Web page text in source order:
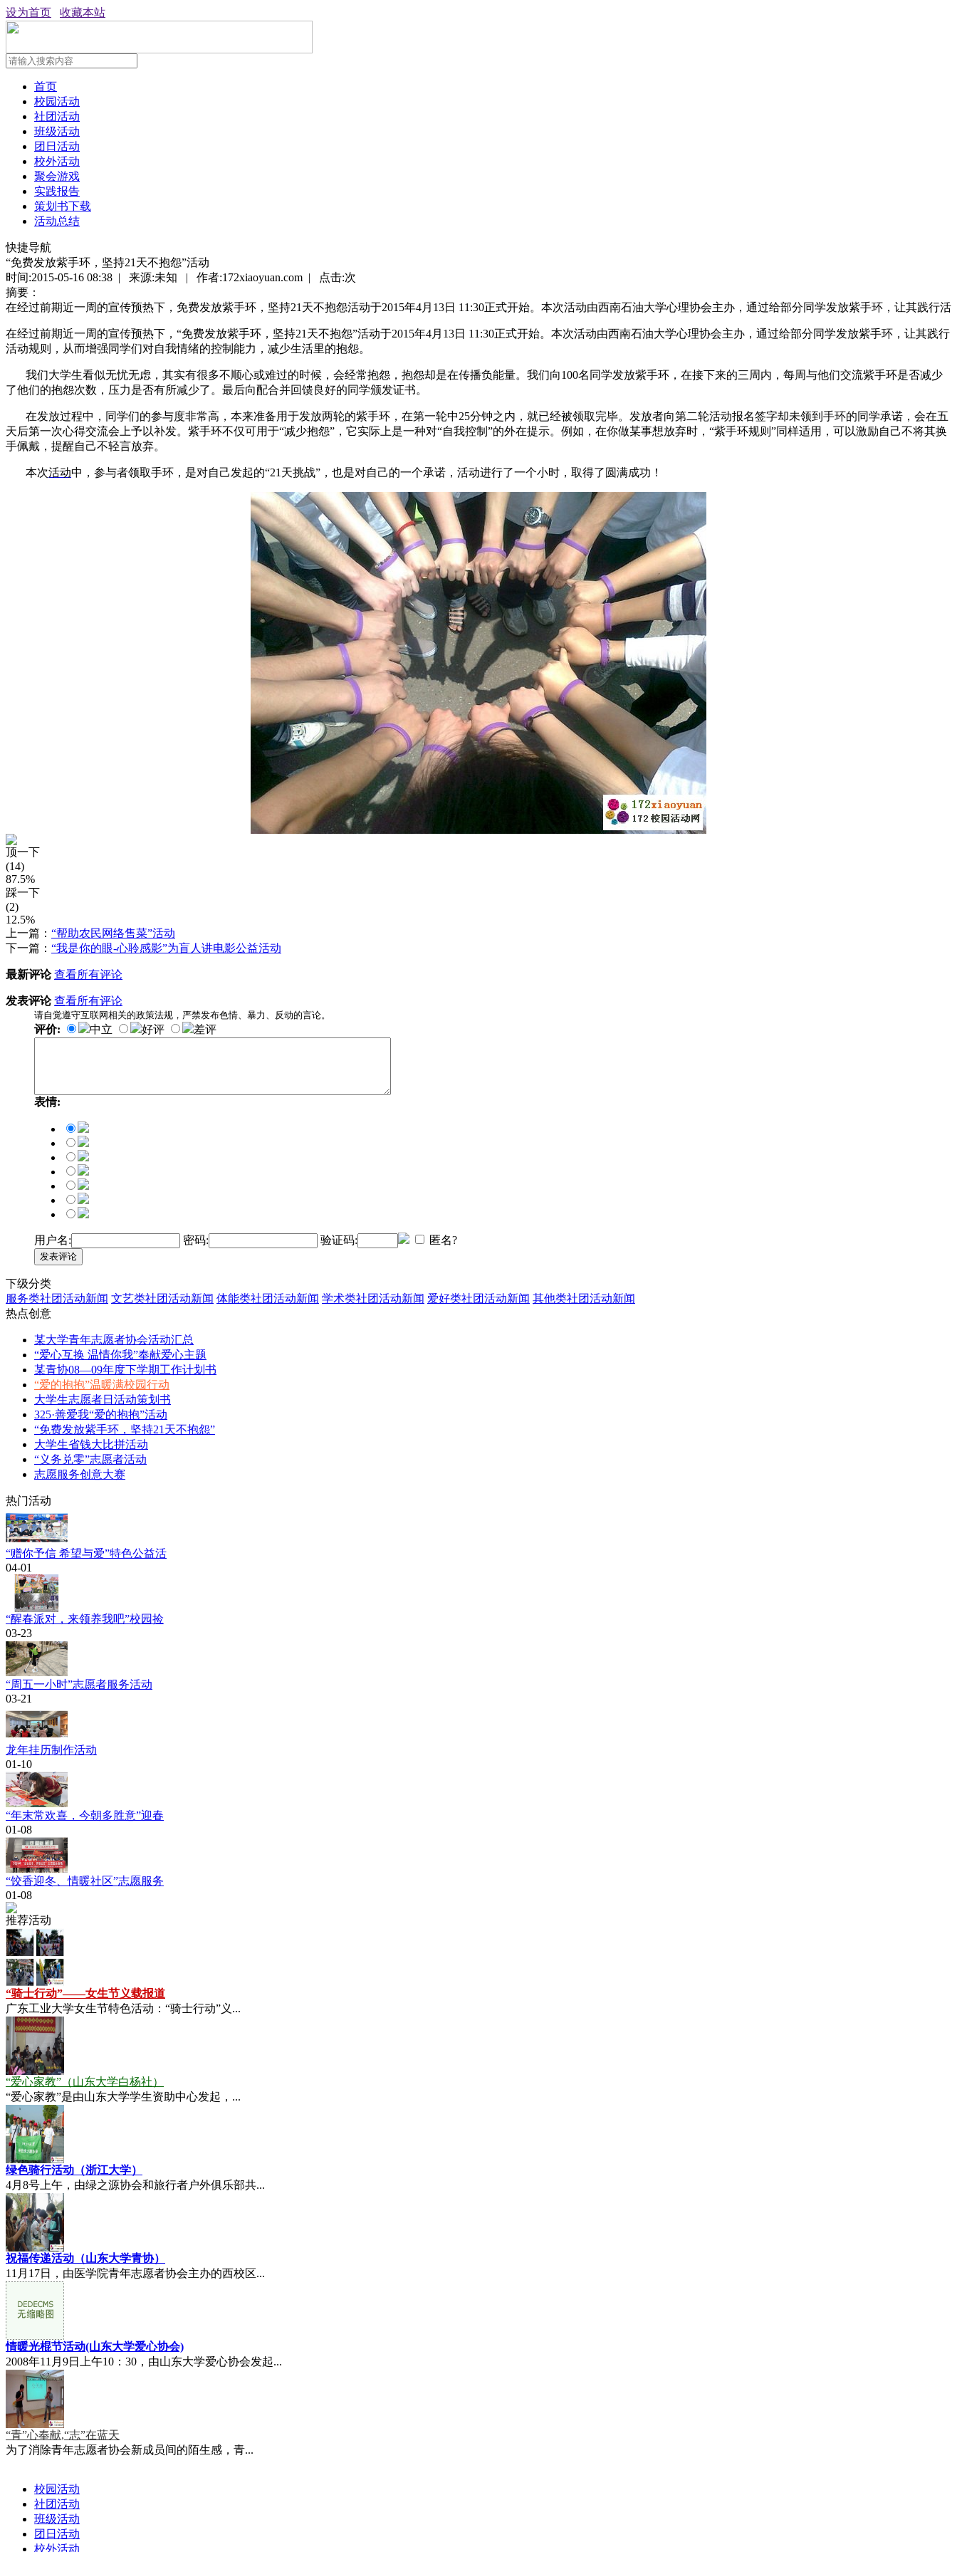
设为首页 收藏本站
首页
校园活动
社团活动
班级活动
团日活动
校外活动
聚会游戏
实践报告
策划书下载
活动总结
快捷导航
“免费发放紫手环，坚持21天不抱怨”活动
时间:2015-05-16 08:38 | 来源:未知 | 作者:172xiaoyuan.com | 点击:次
摘要：
在经过前期近一周的宣传预热下，免费发放紫手环，坚持21天不抱怨活动于2015年4月13日 11:30正式开始。本次活动由西南石油大学心理协会主办，通过给部分同学发放紫手环，让其践行活
在经过前期近一周的宣传预热下，“免费发放紫手环，坚持21天不抱怨”活动于2015年4月13日 11:30正式开始。本次活动由西南石油大学心理协会主办，通过给部分同学发放紫手环，让其践行
活动规则，从而增强同学们对自我情绪的控制能力，减少生活里的抱怨。
我们大学生看似无忧无虑，其实有很多不顺心或难过的时候，会经常抱怨，抱怨却是在传播负能量。我们向100名同学发放紫手环，在接下来的三周内，每周与他们交流紫手环是否减少
了他们的抱怨次数，压力是否有所减少了。最后向配合并回馈良好的同学颁发证书。
在发放过程中，同学们的参与度非常高，本来准备用于发放两轮的紫手环，在第一轮中25分钟之内，就已经被领取完毕。发放者向第二轮活动报名签字却未领到手环的同学承诺，会在五
天后第一次心得交流会上予以补发。紫手环不仅可用于“减少抱怨”，它实际上是一种对“自我控制”的外在提示。例如，在你做某事想放弃时，“紫手环规则”同样适用，可以激励自己不将其换
手佩戴，提醒自己不轻言放弃。
本次活动中，参与者领取手环，是对自己发起的“21天挑战”，也是对自己的一个承诺，活动进行了一个小时，取得了圆满成功！
顶一下
(14)
87.5%
踩一下
(2)
12.5%
上一篇： “帮助农民网络售菜”活动
下一篇： “我是你的眼-心聆感影”为盲人讲电影公益活动
最新评论 查看所有评论
发表评论 查看所有评论
请自觉遵守互联网相关的政策法规，严禁发布色情、暴力、反动的言论。
评价: 中立 好评 差评
表情:
用户名: 密码: 验证码: 匿名?
发表评论
下级分类
服务类社团活动新闻 文艺类社团活动新闻 体能类社团活动新闻 学术类社团活动新闻 爱好类社团活动新闻 其他类社团活动新闻
热点创意
某大学青年志愿者协会活动汇总
“爱心互换 温情你我”奉献爱心主题
某青协08—09年度下学期工作计划书
“爱的抱抱”温暖满校园行动
大学生志愿者日活动策划书
325·善爱我“爱的抱抱”活动
“免费发放紫手环，坚持21天不抱怨”
大学生省钱大比拼活动
“义务兑零”志愿者活动
志愿服务创意大赛
热门活动
“赠你予信 希望与爱”特色公益活
04-01
“醒春派对，来领养我吧”校园捡
03-23
“周五一小时”志愿者服务活动
03-21
龙年挂历制作活动
01-10
“年末常欢喜，今朝多胜意”迎春
01-08
“饺香迎冬、情暖社区”志愿服务
01-08
推荐活动
“骑士行动”——女生节义载报道
广东工业大学女生节特色活动：“骑士行动”义...
“爱心家教”（山东大学白杨社）
“爱心家教”是由山东大学学生资助中心发起，...
绿色骑行活动（浙江大学）
4月8号上午，由绿之源协会和旅行者户外俱乐部共...
祝福传递活动（山东大学青协）
11月17日，由医学院青年志愿者协会主办的西校区...
情暖光棍节活动(山东大学爱心协会)
2008年11月9日上午10：30，由山东大学爱心协会发起...
“青”心奉献,“志”在蓝天
为了消除青年志愿者协会新成员间的陌生感，青...
校园活动
社团活动
班级活动
团日活动
校外活动